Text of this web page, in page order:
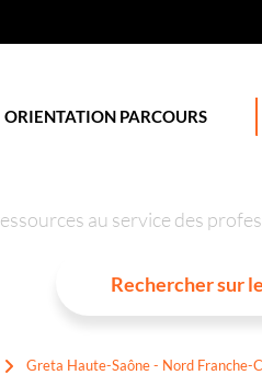
ORIENTATION PARCOURS
au service des
Greta Haute-Saône - Nord Franche-